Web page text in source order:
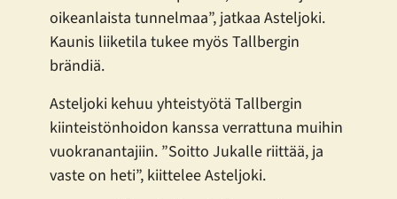
oikeanlaista tunnelmaa”, jatkaa Asteljoki.
Kaunis liiketila tukee myös Tallbergin
brändiä.
Asteljoki kehuu yhteistyötä Tallbergin
kiinteistönhoidon kanssa verrattuna muihin
vuokranantajiin. ”Soitto Jukalle riittää, ja
vaste on heti”, kiittelee Asteljoki.